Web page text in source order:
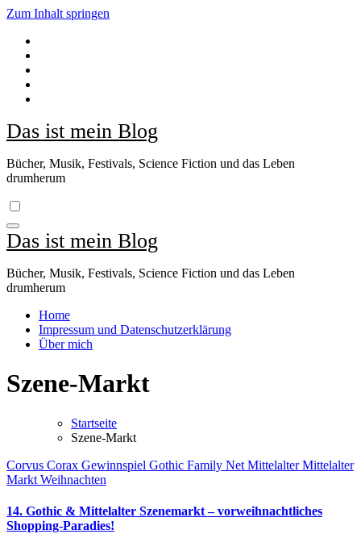
Zum Inhalt springen
Das ist mein Blog
Bücher, Musik, Festivals, Science Fiction und das Leben
drumherum
Das ist mein Blog
Bücher, Musik, Festivals, Science Fiction und das Leben
drumherum
Home
Impressum und Datenschutzerklärung
Über mich
Szene-Markt
Startseite
Szene-Markt
Corvus Corax Gewinnspiel Gothic Family Net MittelalterMittelalter
Markt Weihnachten
14. Gothic & Mittelalter Szenemarkt – vorweihnachtliches
Shopping-Paradies!